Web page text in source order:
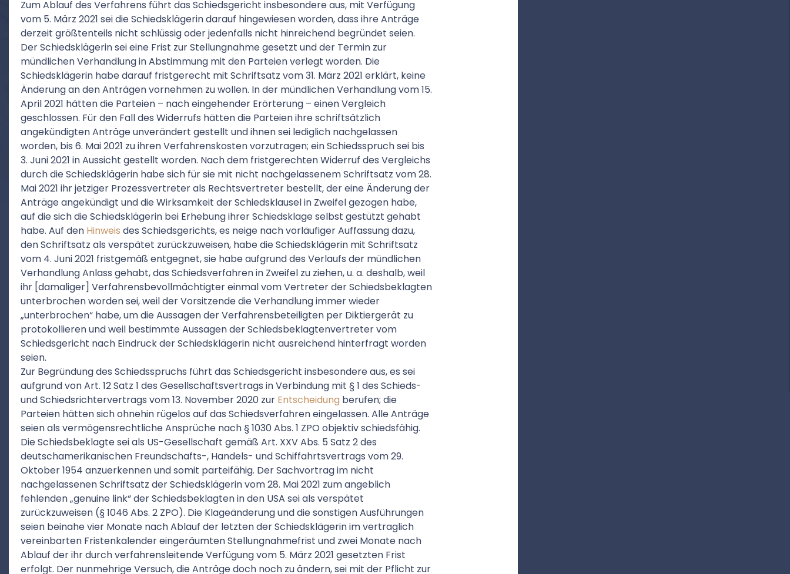
Zum Ablauf des Verfahrens führt das Schiedsgericht insbesondere aus, mit Verfügung
vom 5. März 2021 sei die Schiedsklägerin darauf hingewiesen worden, dass ihre Anträge
derzeit größtenteils nicht schlüssig oder jedenfalls nicht hinreichend begründet seien.
Der Schiedsklägerin sei eine Frist zur Stellungnahme gesetzt und der Termin zur
mündlichen Verhandlung in Abstimmung mit den Parteien verlegt worden. Die
Schiedsklägerin habe darauf fristgerecht mit Schriftsatz vom 31. März 2021 erklärt, keine
Änderung an den Anträgen vornehmen zu wollen. In der mündlichen Verhandlung vom 15.
April 2021 hätten die Parteien – nach eingehender Erörterung – einen Vergleich
geschlossen. Für den Fall des Widerrufs hätten die Parteien ihre schriftsätzlich
angekündigten Anträge unverändert gestellt und ihnen sei lediglich nachgelassen
worden, bis 6. Mai 2021 zu ihren Verfahrenskosten vorzutragen; ein Schiedsspruch sei bis
3. Juni 2021 in Aussicht gestellt worden. Nach dem fristgerechten Widerruf des Vergleichs
durch die Schiedsklägerin habe sich für sie mit nicht nachgelassenem Schriftsatz vom 28.
Mai 2021 ihr jetziger Prozessvertreter als Rechtsvertreter bestellt, der eine Änderung der
Anträge angekündigt und die Wirksamkeit der Schiedsklausel in Zweifel gezogen habe,
auf die sich die Schiedsklägerin bei Erhebung ihrer Schiedsklage selbst gestützt gehabt
habe. Auf den Hinweis des Schiedsgerichts, es neige nach vorläufiger Auffassung dazu,
den Schriftsatz als verspätet zurückzuweisen, habe die Schiedsklägerin mit Schriftsatz
vom 4. Juni 2021 fristgemäß entgegnet, sie habe aufgrund des Verlaufs der mündlichen
Verhandlung Anlass gehabt, das Schiedsverfahren in Zweifel zu ziehen, u. a. deshalb, weil
ihr [damaliger] Verfahrensbevollmächtigter einmal vom Vertreter der Schiedsbeklagten
unterbrochen worden sei, weil der Vorsitzende die Verhandlung immer wieder
„unterbrochen“ habe, um die Aussagen der Verfahrensbeteiligten per Diktiergerät zu
protokollieren und weil bestimmte Aussagen der Schiedsbeklagtenvertreter vom
Schiedsgericht nach Eindruck der Schiedsklägerin nicht ausreichend hinterfragt worden
seien.
Zur Begründung des Schiedsspruchs führt das Schiedsgericht insbesondere aus, es sei
aufgrund von Art. 12 Satz 1 des Gesellschaftsvertrags in Verbindung mit § 1 des Schieds-
und Schiedsrichtervertrags vom 13. November 2020 zur Entscheidung berufen; die
Parteien hätten sich ohnehin rügelos auf das Schiedsverfahren eingelassen. Alle Anträge
seien als vermögensrechtliche Ansprüche nach § 1030 Abs. 1 ZPO objektiv schiedsfähig.
Die Schiedsbeklagte sei als US-Gesellschaft gemäß Art. XXV Abs. 5 Satz 2 des
deutschamerikanischen Freundschafts-, Handels- und Schiffahrtsvertrags vom 29.
Oktober 1954 anzuerkennen und somit parteifähig. Der Sachvortrag im nicht
nachgelassenen Schriftsatz der Schiedsklägerin vom 28. Mai 2021 zum angeblich
fehlenden „genuine link“ der Schiedsbeklagten in den USA sei als verspätet
zurückzuweisen (§ 1046 Abs. 2 ZPO). Die Klageänderung und die sonstigen Ausführungen
seien beinahe vier Monate nach Ablauf der letzten der Schiedsklägerin im vertraglich
vereinbarten Fristenkalender eingeräumten Stellungnahmefrist und zwei Monate nach
Ablauf der ihr durch verfahrensleitende Verfügung vom 5. März 2021 gesetzten Frist
erfolgt. Der nunmehrige Versuch, die Anträge doch noch zu ändern, sei mit der Pflicht zur